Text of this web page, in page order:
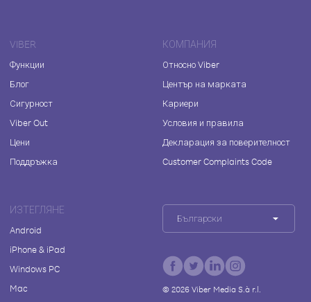
VIBER
Функции
Блог
Сигурност
Viber Out
Цени
Поддръжка
КОМПАНИЯ
Относно Viber
Център на марката
Кариери
Условия и правила
Декларация за поверителност
Customer Complaints Code
ИЗТЕГЛЯНЕ
Android
iPhone & iPad
Windows PC
Mac
Български
© 2026Viber Media S.à r.l.